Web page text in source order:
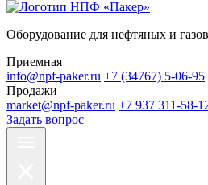
Оборудование для нефтяных и
Приемная
info@npf-paker.ru +7 (34767) 5-06-95
Продажи
market@npf-paker.ru +7 937 311-58-
Задать вопрос